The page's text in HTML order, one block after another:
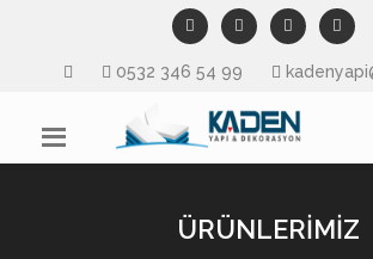
0532 346 54 99
ÜRÜNLERİMİZ